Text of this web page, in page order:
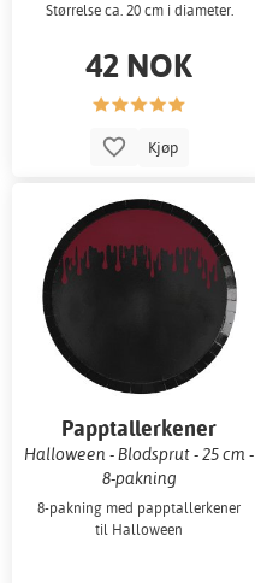
Størrelse ca. 20 cm i diameter.
42 NOK
Kjøp
Papptallerkener
Halloween - Blodsprut - 25 cm -
8-pakning
8-pakning med papptallerkener
til Halloween